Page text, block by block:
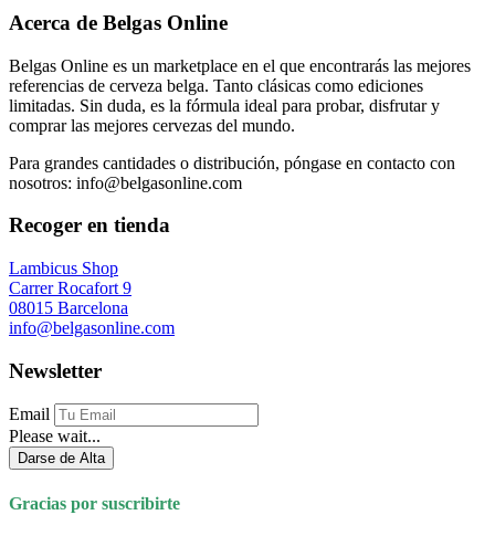
Acerca de Belgas Online
Belgas Online es un marketplace en el que encontrarás las mejores
referencias de cerveza belga. Tanto clásicas como ediciones
limitadas. Sin duda, es la fórmula ideal para probar, disfrutar y
comprar las mejores cervezas del mundo.
Para grandes cantidades o distribución, póngase en contacto con
nosotros: info@belgasonline.com
Recoger en tienda
Lambicus Shop
Carrer Rocafort 9
08015 Barcelona
info@belgasonline.com
Newsletter
Email
Please wait...
Darse de Alta
Gracias por suscribirte